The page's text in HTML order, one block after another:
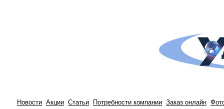
Новости Акции Статьи Потребности компании Заказ онлайн